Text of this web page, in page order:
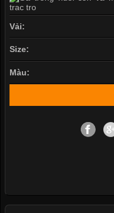
Vải:
Size:
Màu: